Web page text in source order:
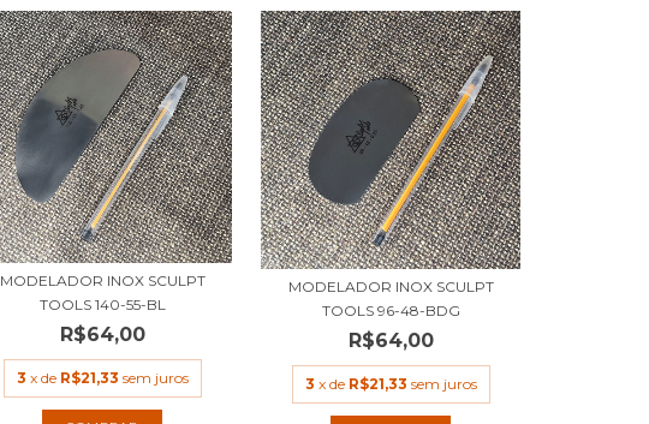
MODELADOR INOX SCULPT
TOOLS 140-55-BL
R$64,00
3 x de R$21,33 sem juros
MODELADOR INOX SCULPT
TOOLS 96-48-BDG
R$64,00
3 x de R$21,33 sem juros